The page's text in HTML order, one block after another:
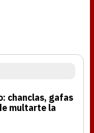
chanclas, gafas
multarte la